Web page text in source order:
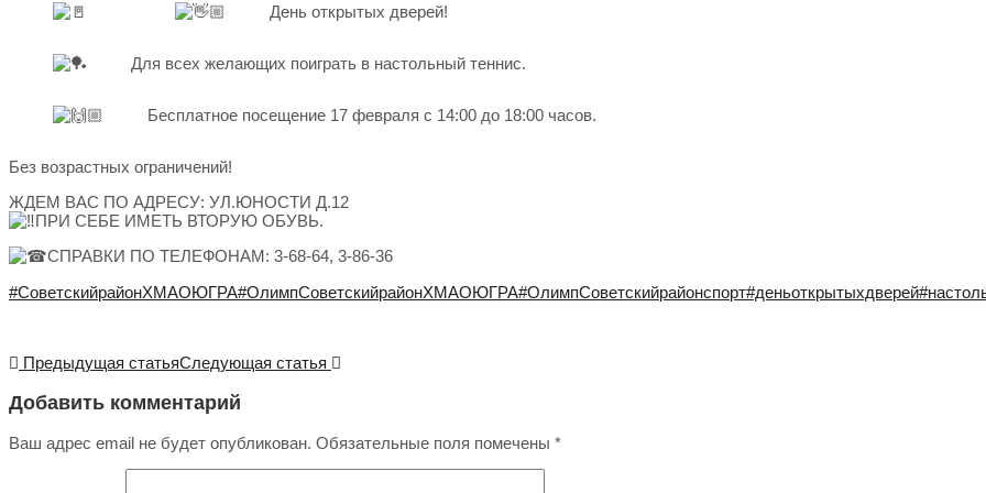
День открытых дверей!
Для всех желающих поиграть в настольный теннис.
Бесплатное посещение 17 февраля с 14:00 до 18:00 часов.
Без возрастных ограничений!
ЖДЕМ ВАС ПО АДРЕСУ: УЛ.ЮНОСТИ Д.12
ПРИ СЕБЕ ИМЕТЬ ВТОРУЮ ОБУВЬ.
СПРАВКИ ПО ТЕЛЕФОНАМ: 3-68-64, 3-86-36
#СоветскийрайонХМАОЮГРА#ОлимпСоветскийрайонХМАОЮГРА#ОлимпСоветскийрайонспорт#деньоткрытыхдверей
Предыдущая статьяСледующая статья
Добавить комментарий
Ваш адрес email не будет опубликован. Обязательные поля помечены *